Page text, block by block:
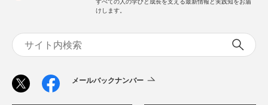
けします。
メールバックナンバー